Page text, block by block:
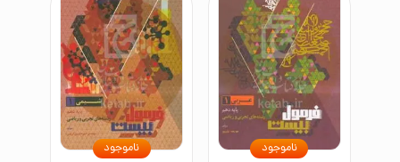
ناموجود ناموجود